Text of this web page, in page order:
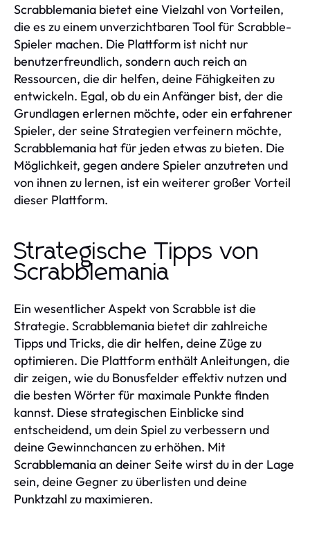
Scrabblemania bietet eine Vielzahl von Vorteilen,
die es zu einem unverzichtbaren Tool für Scrabble-
Spieler machen. Die Plattform ist nicht nur
benutzerfreundlich, sondern auch reich an
Ressourcen, die dir helfen, deine Fähigkeiten zu
entwickeln. Egal, ob du ein Anfänger bist, der die
Grundlagen erlernen möchte, oder ein erfahrener
Spieler, der seine Strategien verfeinern möchte,
Scrabblemania hat für jeden etwas zu bieten. Die
Möglichkeit, gegen andere Spieler anzutreten und
von ihnen zu lernen, ist ein weiterer großer Vorteil
dieser Plattform.
Strategische Tipps von
Scrabblemania
Ein wesentlicher Aspekt von Scrabble ist die
Strategie. Scrabblemania bietet dir zahlreiche
Tipps und Tricks, die dir helfen, deine Züge zu
optimieren. Die Plattform enthält Anleitungen, die
dir zeigen, wie du Bonusfelder effektiv nutzen und
die besten Wörter für maximale Punkte finden
kannst. Diese strategischen Einblicke sind
entscheidend, um dein Spiel zu verbessern und
deine Gewinnchancen zu erhöhen. Mit
Scrabblemania an deiner Seite wirst du in der Lage
sein, deine Gegner zu überlisten und deine
Punktzahl zu maximieren.